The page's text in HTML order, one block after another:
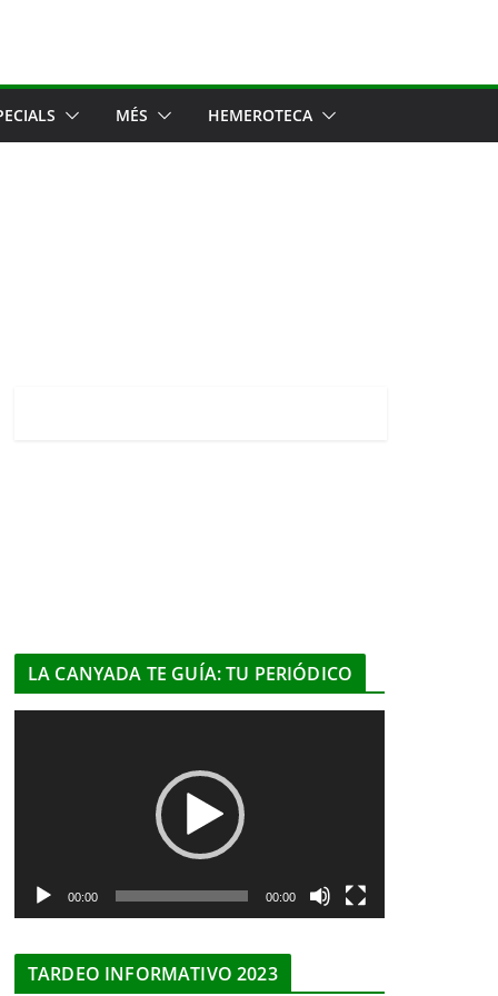
MÉS HEMEROTECA
LA CANYADA TE GUÍA: TU PERIÓDICO
c
00:00 00:00
TARDEO INFORMATIVO 2023